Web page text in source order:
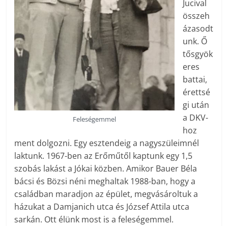
Feleségemmel
Jucival
összeh
ázasodt
unk. Ő
tősgyök
eres
battai,
érettsé
gi után
a DKV-
hoz
ment dolgozni. Egy esztendeig a nagyszüleimnél
laktunk. 1967-ben az Erőműtől kaptunk egy 1,5
szobás lakást a Jókai közben. Amikor Bauer Béla
bácsi és Bözsi néni meghaltak 1988-ban, hogy a
családban maradjon az épület, megvásároltuk a
házukat a Damjanich utca és József Attila utca
sarkán. Ott élünk most is a feleségemmel.